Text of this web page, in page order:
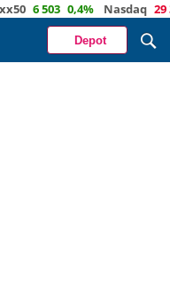
6 503 0,4% Nasdaq 29 373
Depot